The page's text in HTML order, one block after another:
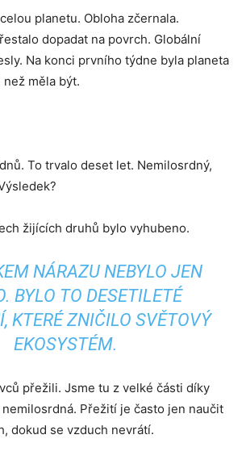
planetu. Obloha zčernala.
dopadat na povrch. Globální
Na konci prvního týdne byla planeta
než měla být.
To trvalo deset let. Nemilosrdný,
žijících druhů bylo vyhubeno.
NÁRAZU NEBYLO JEN
BYLO TO DESETILETÉ
KTERÉ ZNIČILO SVĚTOVÝ
EKOSYSTÉM.
přežili. Jsme tu z velké části díky
Přežití je často jen naučit
dokud se vzduch nevrátí.